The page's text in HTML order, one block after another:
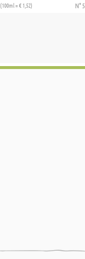
(100ml = € 1,52) N°